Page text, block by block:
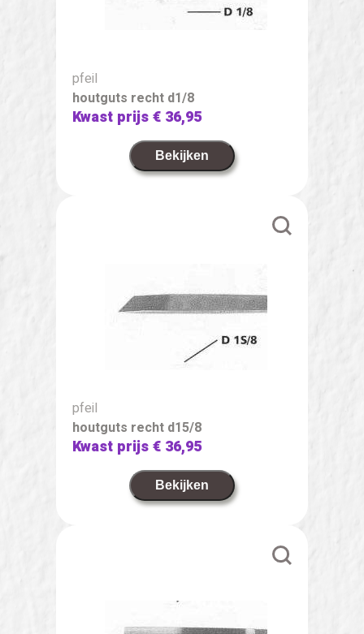
pfeil
houtguts recht d1/8
Kwast prijs€ 36,95
Bekijken
pfeil
houtguts recht d15/8
Kwast prijs€ 36,95
Bekijken